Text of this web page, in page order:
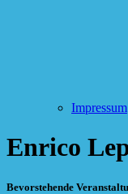
Impressum
Enrico
Bevorstehende